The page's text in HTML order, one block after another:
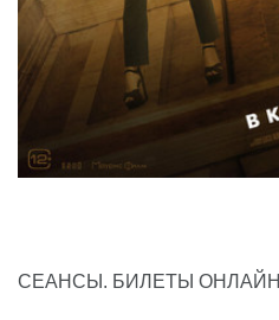
СЕАНСЫ. БИЛЕТЫ ОНЛАЙН